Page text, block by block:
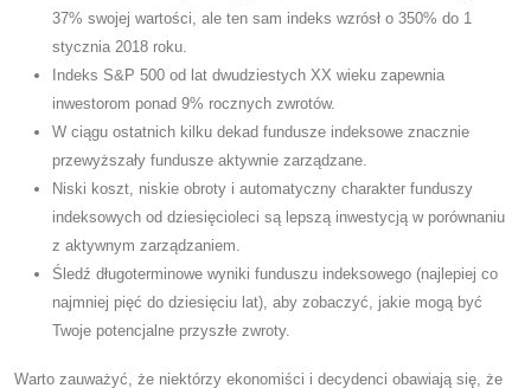
37% swojej wartości, ale ten sam indeks wzrósł o 350% do 1
stycznia 2018 roku.
Indeks S&P 500 od lat dwudziestych XX wieku zapewnia
inwestorom ponad 9% rocznych zwrotów.
W ciągu ostatnich kilku dekad fundusze indeksowe znacznie
przewyższały fundusze aktywnie zarządzane.
Niski koszt, niskie obroty i automatyczny charakter funduszy
indeksowych od dziesięcioleci są lepszą inwestycją w porównaniu
z aktywnym zarządzaniem.
Śledź długoterminowe wyniki funduszu indeksowego (najlepiej co
najmniej pięć do dziesięciu lat), aby zobaczyć, jakie mogą być
Twoje potencjalne przyszłe zwroty.
Warto zauważyć, że niektórzy ekonomiści i decydenci obawiają się, że